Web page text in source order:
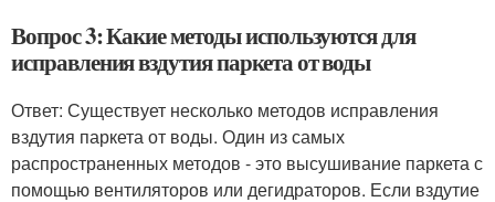
Вопрос 3: Какие методы используются для
исправления вздутия паркета от воды
Ответ: Существует несколько методов исправления
вздутия паркета от воды. Один из самых
распространенных методов - это высушивание паркета с
помощью вентиляторов или дегидраторов. Если вздутие